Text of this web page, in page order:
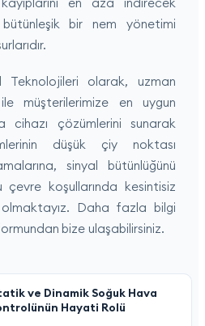
bir nem yönetimi
olarak, uzman
müşterilerimize en uygun
cihazı çözümlerini sunarak
düşük çiy noktası
sinyal bütünlüğünü
çevre koşullarında kesintisiz
olmaktayız. Daha fazla bilgi
bize ulaşabilirsiniz.
ve Dinamik Soğuk Hava
Hayati Rolü